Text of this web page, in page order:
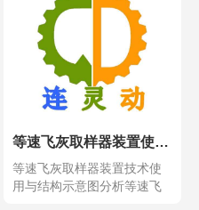
等速飞灰取样器装置使用与结构示意图分析
等速飞灰取样器装置技术使
用与结构示意图分析等速飞